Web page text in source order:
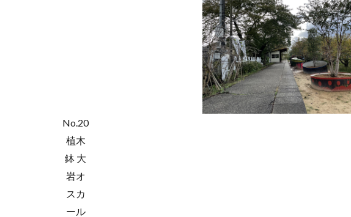
No.20
植木
鉢 大
岩オ
スカ
ール